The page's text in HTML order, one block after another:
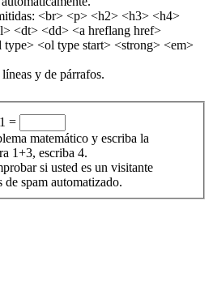
<br> <p> <h2> <h3> <h4>
<dt> <dd> <a hreflang href>
<ol type start> <strong> <em>
y de párrafos.
=
matemático y escriba la
1+3, escriba 4.
si usted es un visitante
spam automatizado.